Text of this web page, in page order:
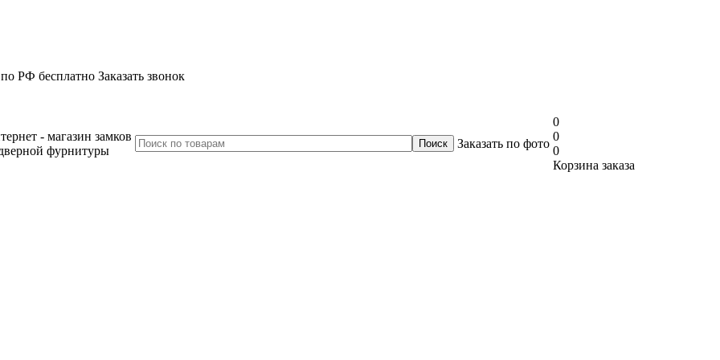
РФ бесплатно Заказать звонок
- магазин замков
фурнитуры
Заказать по фото
0
0
0
Корзина заказа